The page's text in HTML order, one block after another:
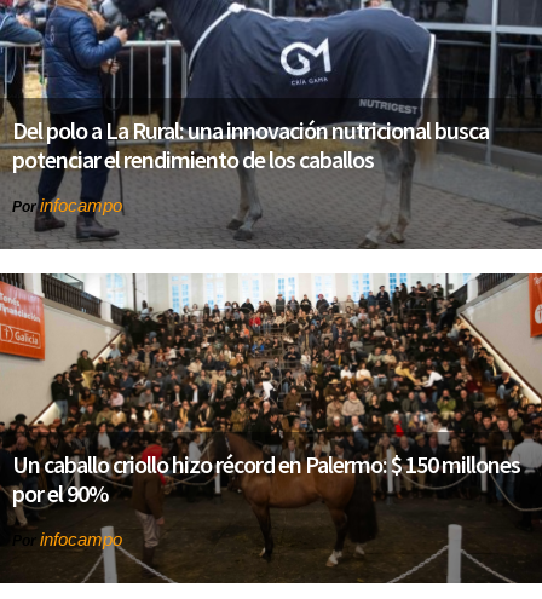
Del polo a La Rural: una innovación nutricional busca
potenciar el rendimiento de los caballos
Porinfocampo
Un caballo criollo hizo récord en Palermo: $ 150 millones
por el 90%
Por infocampo